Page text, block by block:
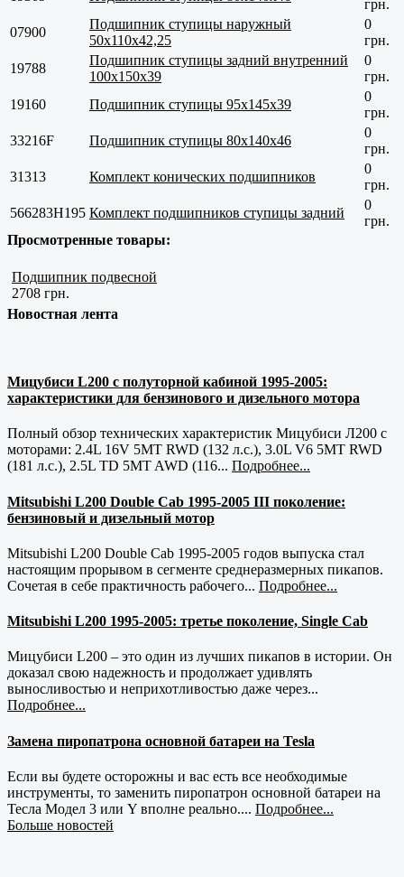
грн.
07900
Подшипник ступицы наружный
50x110x42,25
0
грн.
19788
Подшипник ступицы задний внутренний
100x150x39
0
грн.
19160
Подшипник ступицы 95x145x39
0
грн.
33216F
Подшипник ступицы 80x140x46
0
грн.
31313
Комплект конических подшипников
0
грн.
566283H195 Комплект подшипников ступицы задний
0
грн.
Просмотренные товары:
Подшипник подвесной
2708 грн.
Новостная лента
Мицубиси L200 с полуторной кабиной 1995-2005:
характеристики для бензинового и дизельного мотора
Полный обзор технических характеристик Мицубиси Л200 с
моторами: 2.4L 16V 5MT RWD (132 л.с.), 3.0L V6 5MT RWD
(181 л.с.), 2.5L TD 5MT AWD (116... Подробнее...
Mitsubishi L200 Double Cab 1995-2005 III поколение:
бензиновый и дизельный мотор
Mitsubishi L200 Double Cab 1995-2005 годов выпуска стал
настоящим прорывом в сегменте среднеразмерных пикапов.
Сочетая в себе практичность рабочего... Подробнее...
Mitsubishi L200 1995-2005: третье поколение, Single Cab
Мицубиси L200 – это один из лучших пикапов в истории. Он
доказал свою надежность и продолжает удивлять
выносливостью и неприхотливостью даже через...
Подробнее...
Замена пиропатрона основной батареи на Tesla
Если вы будете осторожны и вас есть все необходимые
инструменты, то заменить пиропатрон основной батареи на
Тесла Модел 3 или Y вполне реально.... Подробнее...
Больше новостей